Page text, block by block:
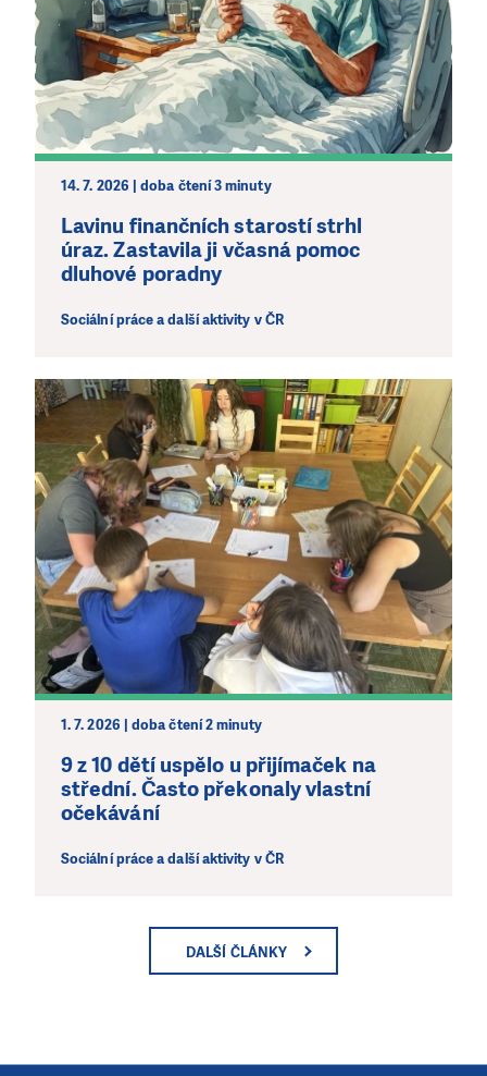
14. 7. 2026 | doba čtení 3 minuty
Lavinu finančních starostí strhl
úraz. Zastavila ji včasná pomoc
dluhové poradny
Sociální práce a další aktivity v ČR
1. 7. 2026 | doba čtení 2 minuty
9 z 10 dětí uspělo u přijímaček na
střední. Často překonaly vlastní
očekávání
Sociální práce a další aktivity v ČR
DALŠÍ ČLÁNKY